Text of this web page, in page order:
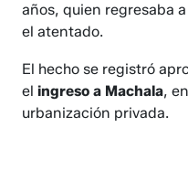
años, quien regresaba
el atentado.
El hecho se registró
elingreso a Machala,
urbanización privada.